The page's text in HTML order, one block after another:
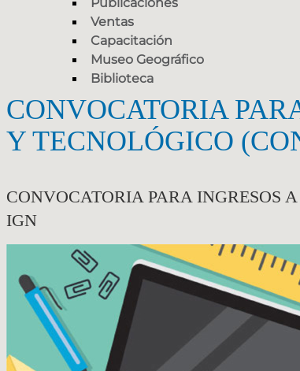
Ventas
Capacitación
Museo Geográfico
Biblioteca
CONVOCATORIA
Y TECNOLÓGICO
CONVOCATORIA PARA INGRESOS
IGN